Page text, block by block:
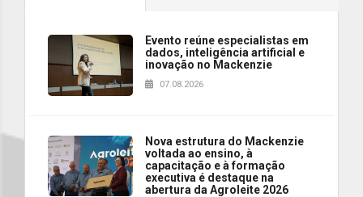
Evento reúne especialistas em
dados, inteligência artificial e
inovação no Mackenzie
07.08.2026
Nova estrutura do Mackenzie
voltada ao ensino, à
capacitação e à formação
executiva é destaque na
abertura da Agroleite 2026